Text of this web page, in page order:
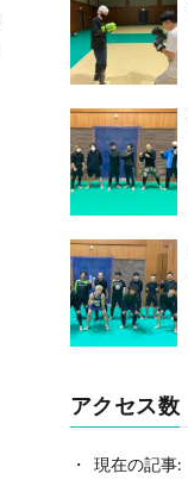
アクセス数
現在の記事: